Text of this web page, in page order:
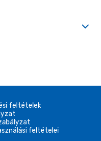
feltételek
feltételei